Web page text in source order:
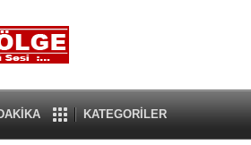
KATEGORİLER